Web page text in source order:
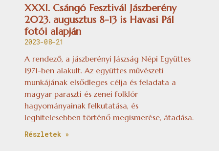
XXXI. Csángó Fesztivál Jászberény
2023. augusztus 8-13 is Havasi Pál
fotói alapján
2023-08-21
A rendező, a jászberényi Jászság Népi Együttes
1971-ben alakult. Az együttes művészeti
munkájának elsődleges célja és feladata a
magyar paraszti és zenei folklór
hagyományainak felkutatása, és
leghitelesebben történő megismerése, átadása.
Részletek »